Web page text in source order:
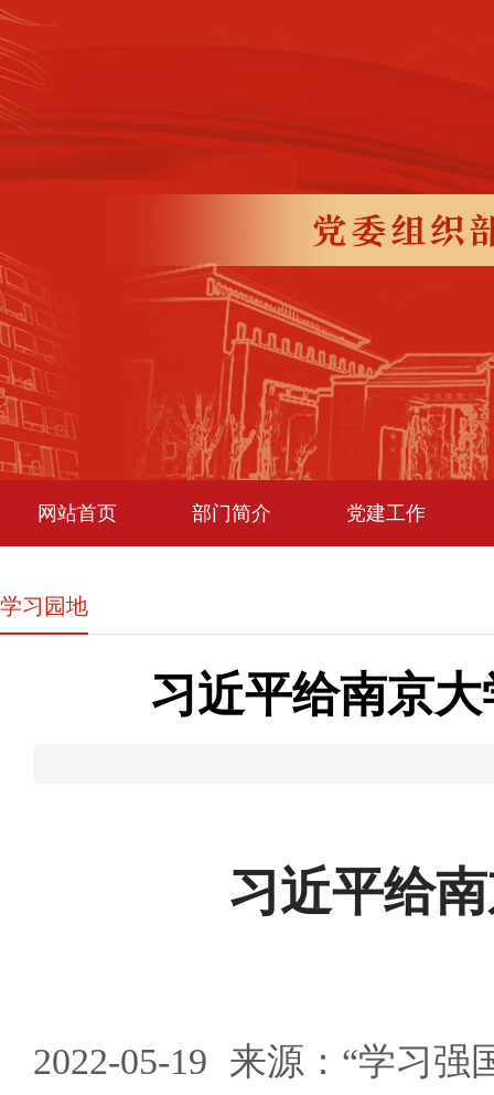
网站首页 部门简介 党建工作
学习园地
习近平给南京
习近平给
2022-05-19 来源：“学习强